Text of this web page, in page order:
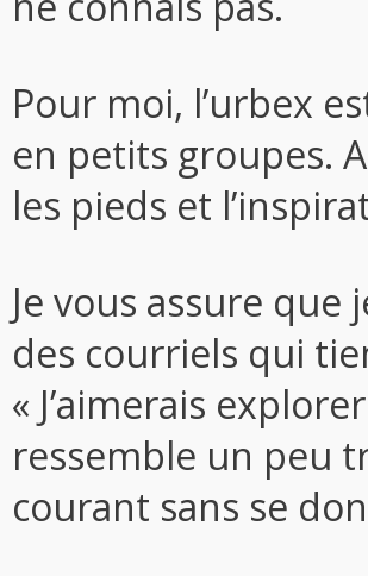
Pour moi, l’urbex
en petits groupes.
les pieds et
Je vous assure
des courriels qui
« J’aimerais
ressemble un peu
courant sans se